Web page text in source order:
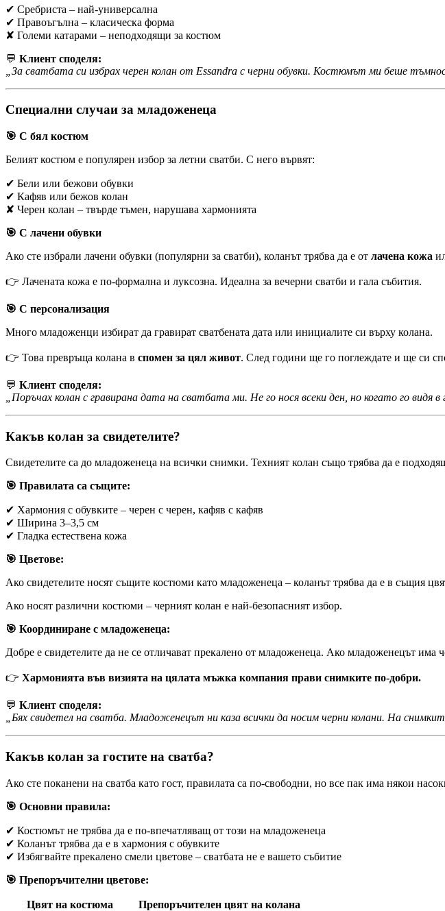
✔ Сребриста – най-универсална
✔ Правоъгълна – класическа форма
✘ Големи катарами – неподходящи за костюм
💬 Клиент споделя:
„За сватбата си избрах черен колан от Essandra с черни обувки. Костюмът ми беше
Специални случаи за младоженеца
🎯 С бял костюм
Белият костюм е популярен избор за летни сватби. С него вървят:
✔ Бели или бежови обувки
✔ Кафяв или бежов колан
✘ Черен колан – твърде тъмен, нарушава хармонията
🎯 С лачени обувки
Ако сте избрали лачени обувки (популярни за сватби), коланът трябва да е от лачена кожа
👉 Лачената кожа е по-формална и луксозна. Идеална за вечерни сватби и гала събития.
🎯 С персонализация
Много младоженци избират да гравират сватбената дата или инициалите си върху колана.
👉 Това превръща колана в спомен за цял живот. След години ще го поглеждате и ще си
💬 Клиент споделя:
„Поръчах колан с гравирана дата на сватбата ми. Не го нося всеки ден, но когато го видя
Какъв колан за свидетелите?
Свидетелите са до младоженеца на всички снимки. Техният колан също трябва да е
🎯 Правилата са същите:
✔ Хармония с обувките – черен с черен, кафяв с кафяв
✔ Ширина 3–3,5 см
✔ Гладка естествена кожа
🎯 Цветове:
Ако свидетелите носят същите костюми като младоженеца – коланът трябва да е в същия
Ако носят различни костюми – черният колан е най-безопасният избор.
🎯 Координиране с младоженеца:
Добре е свидетелите да не се отличават прекалено от младоженеца. Ако младоженецът
👉 Хармонията във визията на цялата мъжка компания прави снимките по-добри.
💬 Клиент споделя:
„Бях свидетел на сватба. Младоженецът ни каза всички да носим черни колани. На
Какъв колан за гостите на сватба?
Ако сте поканени на сватба като гост, правилата са по-свободни, но все пак има някои
🎯 Основни правила:
✔ Костюмът не трябва да е по-впечатляващ от този на младоженеца
✔ Коланът трябва да е в хармония с обувките
✔ Избягвайте прекалено смели цветове – сватбата не е вашето събитие
🎯 Препоръчителни цветове:
Цвят на костюма Препоръчителен цвят на колана